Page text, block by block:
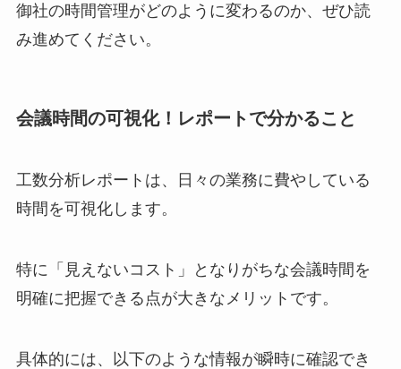
御社の時間管理がどのように変わるのか、ぜひ読
み進めてください。
会議時間の可視化！レポートで分かること
工数分析レポートは、日々の業務に費やしている
時間を可視化します。
特に「見えないコスト」となりがちな会議時間を
明確に把握できる点が大きなメリットです。
具体的には、以下のような情報が瞬時に確認でき